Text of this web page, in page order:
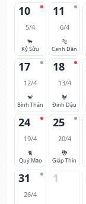
10
5/4
🐂
Kỷ Sửu
11
6/4
🐅
Canh Dần
17
12/4
🐒
Bính Thân
18
13/4
🐓
Đinh Dậu
24
19/4
🐈
Quý Mão
25
20/4
🐉
Giáp Thìn
31
26/4
1